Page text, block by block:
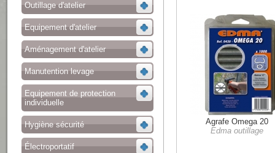
Outillage d'atelier
Equipement d'atelier
Aménagement d'atelier
Manutention levage
Equipement de protection
individuelle
Hygiène sécurité
Électroportatif
Agrafe Omega 20
Edma outillage